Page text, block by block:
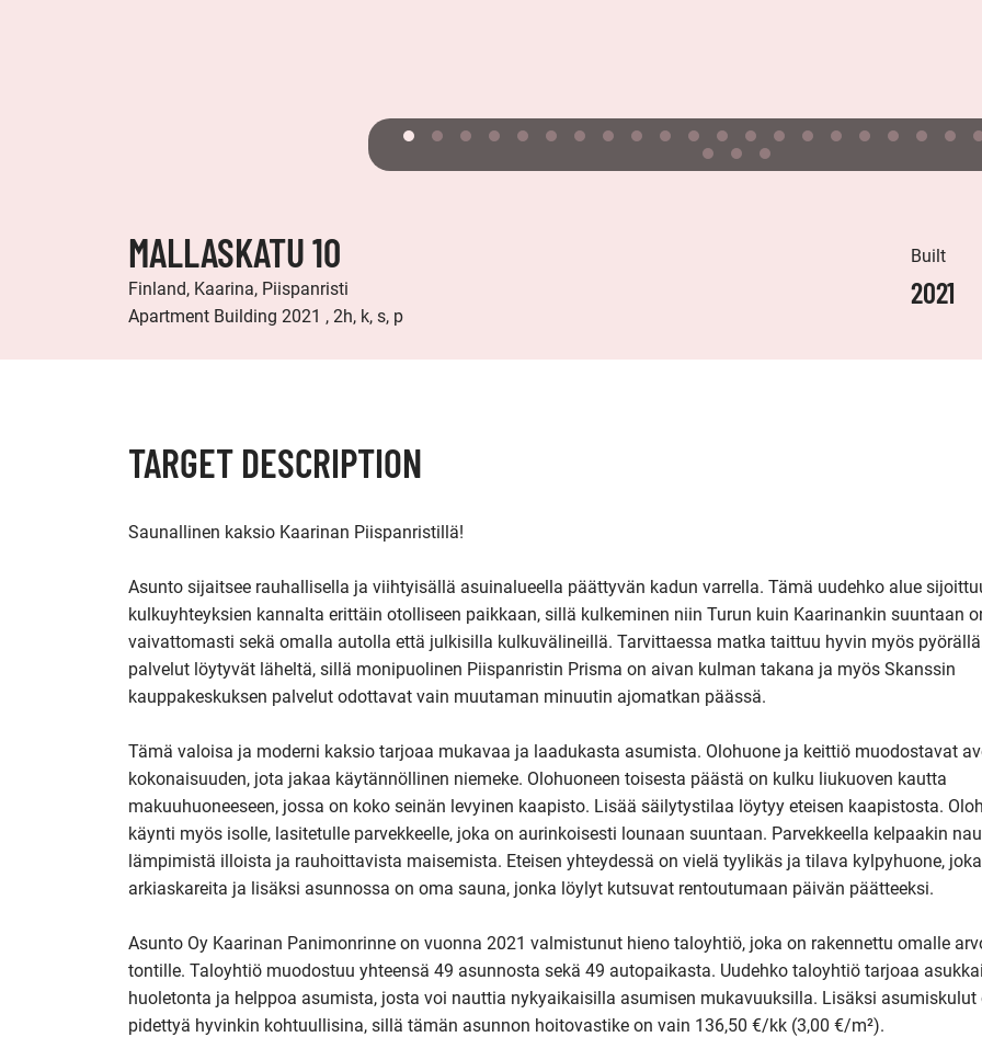
MALLASKATU 10
Finland, Kaarina, Piispanristi
Apartment Building 2021 , 2h, k, s, p
Built
2021
TARGET DESCRIPTION
Saunallinen kaksio Kaarinan Piispanristillä!
Asunto sijaitsee rauhallisella ja viihtyisällä asuinalueella päättyvän kadun varrella. Tämä uudehko alue
kulkuyhteyksien kannalta erittäin otolliseen paikkaan, sillä kulkeminen niin Turun kuin Kaarinankin suuntaan
vaivattomasti sekä omalla autolla että julkisilla kulkuvälineillä. Tarvittaessa matka taittuu hyvin myös
palvelut löytyvät läheltä, sillä monipuolinen Piispanristin Prisma on aivan kulman takana ja myös Skanssin
kauppakeskuksen palvelut odottavat vain muutaman minuutin ajomatkan päässä.
Tämä valoisa ja moderni kaksio tarjoaa mukavaa ja laadukasta asumista. Olohuone ja keittiö muodostavat
kokonaisuuden, jota jakaa käytännöllinen niemeke. Olohuoneen toisesta päästä on kulku liukuoven kautta
makuuhuoneeseen, jossa on koko seinän levyinen kaapisto. Lisää säilytystilaa löytyy eteisen kaapistosta.
käynti myös isolle, lasitetulle parvekkeelle, joka on aurinkoisesti lounaan suuntaan. Parvekkeella kelpaakin
lämpimistä illoista ja rauhoittavista maisemista. Eteisen yhteydessä on vielä tyylikäs ja tilava kylpyhuone,
arkiaskareita ja lisäksi asunnossa on oma sauna, jonka löylyt kutsuvat rentoutumaan päivän päätteeksi.
Asunto Oy Kaarinan Panimonrinne on vuonna 2021 valmistunut hieno taloyhtiö, joka on rakennettu omalle
tontille. Taloyhtiö muodostuu yhteensä 49 asunnosta sekä 49 autopaikasta. Uudehko taloyhtiö tarjoaa
huoletonta ja helppoa asumista, josta voi nauttia nykyaikaisilla asumisen mukavuuksilla. Lisäksi asumiskulut
pidettyä hyvinkin kohtuullisina, sillä tämän asunnon hoitovastike on vain 136,50 €/kk (3,00 €/m²).